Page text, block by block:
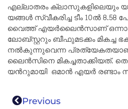
എ​ല്ലാ​ത​രം ക്ലാ​സു​ക​ളി​ലെ​യും
യ​ങ്ങ​ൾ സ്വീ​ക​രി​ച്ച ടീം 10​ൽ
വൈ​ത്ത് എ​യ​ർ​ലൈ​ൻ​സാ​ണ്
ലോ​ബ്സ്റ്റ​റും ബീ​ഫു​മ​ട​ക്കം മി​ക​ച്ച
ന​ൽ​കു​ന്നു​വെ​ന്ന
ലൈ​ൻ​സി​നെ മി​ക​ച്ച​താ​ക്കി​യ​ത്.
യൻറു​മാ​യി ​ ഒ​മാ​ൻ എ​യ​ർ ര​ണ്ടാം
Previous